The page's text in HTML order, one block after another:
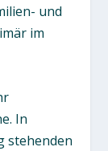
und
im
In
stehenden